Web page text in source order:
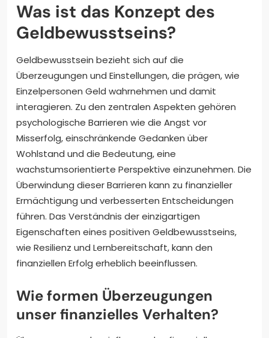
Was ist das Konzept des
Geldbewusstseins?
Geldbewusstsein bezieht sich auf die
Überzeugungen und Einstellungen, die prägen, wie
Einzelpersonen Geld wahrnehmen und damit
interagieren. Zu den zentralen Aspekten gehören
psychologische Barrieren wie die Angst vor
Misserfolg, einschränkende Gedanken über
Wohlstand und die Bedeutung, eine
wachstumsorientierte Perspektive einzunehmen. Die
Überwindung dieser Barrieren kann zu finanzieller
Ermächtigung und verbesserten Entscheidungen
führen. Das Verständnis der einzigartigen
Eigenschaften eines positiven Geldbewusstseins,
wie Resilienz und Lernbereitschaft, kann den
finanziellen Erfolg erheblich beeinflussen.
Wie formen Überzeugungen
unser finanzielles Verhalten?